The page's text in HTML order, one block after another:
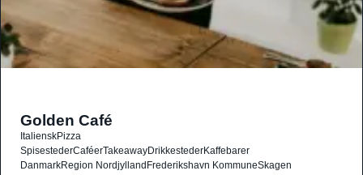
Golden Café
ItalienskPizza
SpisestederCaféerTakeawayDrikkestederKaffebarer
DanmarkRegion NordjyllandFrederikshavn KommuneSkagen